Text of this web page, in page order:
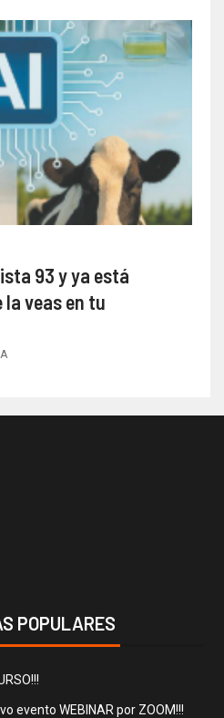
93 y ya está
veas en tu
POPULARES
evento WEBINAR por ZOOM!!!